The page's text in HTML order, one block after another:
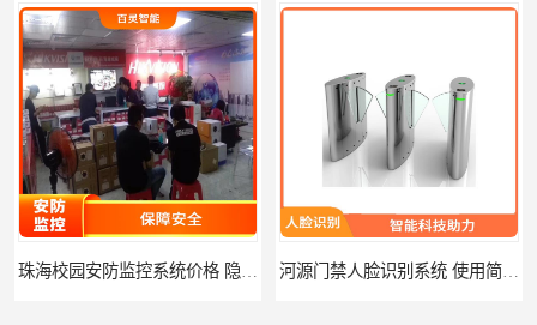
珠海校园安防监控系统价格 隐私保护 能够长时间稳定运行 河源门禁人脸识别系统 使用简单方便 无需人工干预